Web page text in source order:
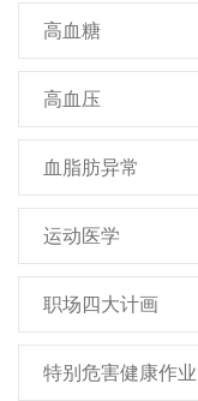
高血糖
高血压
血脂肪异常
运动医学
职场四大计画
特别危害健康作业